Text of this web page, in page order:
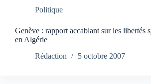
Politique
Genève : rapport accablant sur les libertés
en Algérie
Rédaction
5 octobre 2007